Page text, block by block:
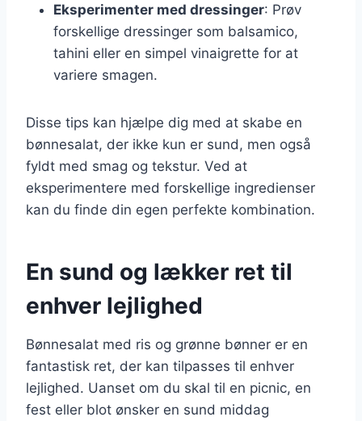
Eksperimenter med dressinger: Prøv
forskellige dressinger som balsamico,
tahini eller en simpel vinaigrette for at
variere smagen.
Disse tips kan hjælpe dig med at skabe en
bønnesalat, der ikke kun er sund, men også
fyldt med smag og tekstur. Ved at
eksperimentere med forskellige ingredienser
kan du finde din egen perfekte kombination.
En sund og lækker ret til
enhver lejlighed
Bønnesalat med ris og grønne bønner er en
fantastisk ret, der kan tilpasses til enhver
lejlighed. Uanset om du skal til en picnic, en
fest eller blot ønsker en sund middag